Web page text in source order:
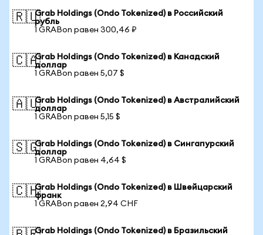
🇷🇺Grab Holdings (Ondo Tokenized) в Российский
рубль
1 GRABon равен 300,46 ₽
🇨🇦Grab Holdings (Ondo Tokenized) в Канадский
доллар
1 GRABon равен 5,07 $
🇦🇺Grab Holdings (Ondo Tokenized) в Австралийский
доллар
1 GRABon равен 5,15 $
🇸🇬Grab Holdings (Ondo Tokenized) в Сингапурский
доллар
1 GRABon равен 4,64 $
🇨🇭Grab Holdings (Ondo Tokenized) в Швейцарский
франк
1 GRABon равен 2,94 CHF
Grab Holdings (Ondo Tokenized) в Бразильский